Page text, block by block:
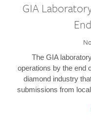
GIA
The GIA
operations by the end
diamond industry
submissions from